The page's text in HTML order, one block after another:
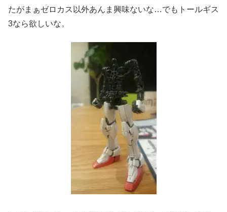
たがまぁゼロカス以外あんま興味ないな…でもトールギス
3なら欲しいな。